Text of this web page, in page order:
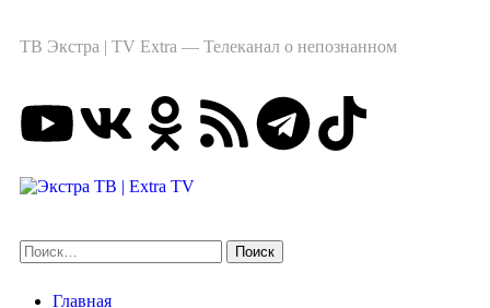
ТВ Экстра | TV Extra — Телеканал о непознанном
Главная